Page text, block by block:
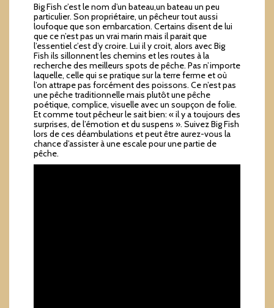
Big Fish c’est le nom d’un bateau,un bateau un peu
particulier. Son propriétaire, un pêcheur tout aussi
loufoque que son embarcation. Certains disent de lui
que ce n’est pas un vrai marin mais il parait que
l’essentiel c’est d’y croire. Lui il y croit, alors avec Big
Fish ils sillonnent les chemins et les routes à la
recherche des meilleurs spots de pêche. Pas n’importe
laquelle, celle qui se pratique sur la terre ferme et où
l’on attrape pas forcément des poissons. Ce n’est pas
une pêche traditionnelle mais plutôt une pêche
poétique, complice, visuelle avec un soupçon de folie.
Et comme tout pêcheur le sait bien: « il y a toujours des
surprises, de l’émotion et du suspens ». Suivez Big Fish
lors de ces déambulations et peut être aurez-vous la
chance d’assister à une escale pour une partie de
pêche.